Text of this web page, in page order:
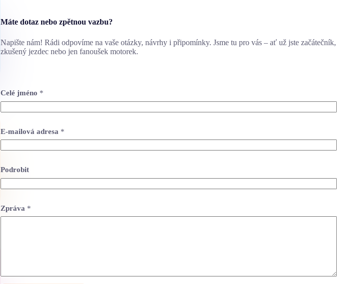
Máte dotaz nebo zpětnou vazbu?
Napište nám! Rádi odpovíme na vaše otázky, návrhy i připomínky. Jsme tu pro vás – ať už jste začátečník,
zkušený jezdec nebo jen fanoušek motorek.
Celé jméno *
E-mailová adresa *
Podrobit
Zpráva *